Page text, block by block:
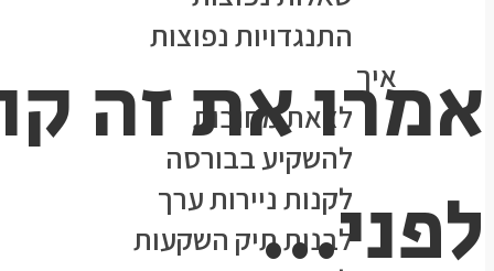
התנגדויות נפוצות
איך
לצאת מחובות
להשקיע בבורסה
לקנות ניירות ערך
לבנות תיק השקעות
אמרו את זה
לפני…